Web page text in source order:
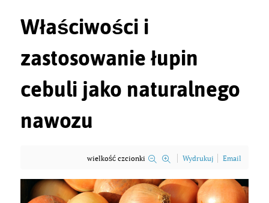
Właściwości i
zastosowanie łupin
cebuli jako naturalnego
nawozu
wielkość czcionki Wydrukuj Email